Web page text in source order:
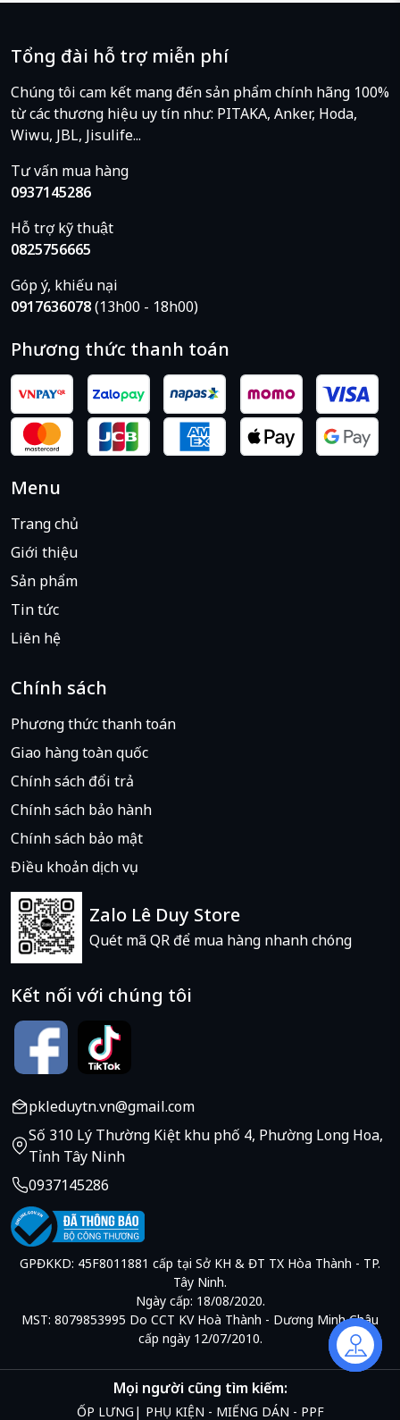
Tổng đài hỗ trợ miễn phí
Chúng tôi cam kết mang đến sản phẩm chính hãng 100%
từ các thương hiệu uy tín như: PITAKA, Anker, Hoda,
Wiwu, JBL, Jisulife...
Tư vấn mua hàng
0937145286
Hỗ trợ kỹ thuật
0825756665
Góp ý, khiếu nại
0917636078(13h00 - 18h00)
Phương thức thanh toán
Menu
Trang chủ
Giới thiệu
Sản phẩm
Tin tức
Liên hệ
Chính sách
Phương thức thanh toán
Giao hàng toàn quốc
Chính sách đổi trả
Chính sách bảo hành
Chính sách bảo mật
Điều khoản dịch vụ
Zalo Lê Duy Store
Quét mã QR để mua hàng nhanh chóng
Kết nối với chúng tôi
pkleduytn.vn@gmail.com
Số 310 Lý Thường Kiệt khu phố 4, Phường Long Hoa,
Tỉnh Tây Ninh
0937145286
GPĐKKD: 45F8011881 cấp tại Sở KH & ĐT TX Hòa Thành - TP.
Tây Ninh.
Ngày cấp: 18/08/2020.
MST: 8079853995 Do CCT KV Hoà Thành - Dương Minh Châu
cấp ngày 12/07/2010.
Mọi người cũng tìm kiếm:
ỐP LƯNG PHỤ KIỆN - MIẾNG DÁN - PPF
Liên hệ